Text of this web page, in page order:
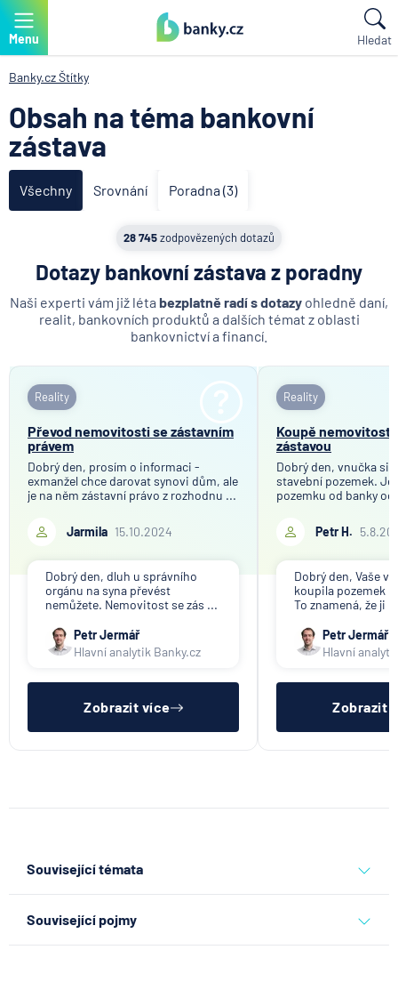
Menu Hledat
Banky.czŠtítky
Obsah na téma bankovní
zástava
Všechny Srovnání Poradna (3)
28 745zodpovězených dotazů
Dotazy bankovní zástava z poradny
Naši experti vám již léta bezplatně radí s dotazy ohledně daní,
realit, bankovních produktů a dalších témat z oblasti
bankovnictví a financí.
Reality
Převod nemovitosti se zástavním
právem
Dobrý den, prosím o informaci -
exmanžel chce darovat synovi dům, ale
je na něm zástavní právo z rozhodnu ...
Jarmila 15.10.2024
Dobrý den, dluh u správního
orgánu na syna převést
nemůžete. Nemovitost se zás ...
Petr Jermář
Hlavní analytik Banky.cz
Zobrazit více
Reality
Koupě nemovitosti
zástavou
Dobrý den, vnučka si
stavební pozemek. Je
pozemku od banky
Petr H.
Dobrý den, Vaše
koupila pozemek
To znamená, že ji
Petr Jermář
Hlavní
Zobrazit
Související témata
Související pojmy